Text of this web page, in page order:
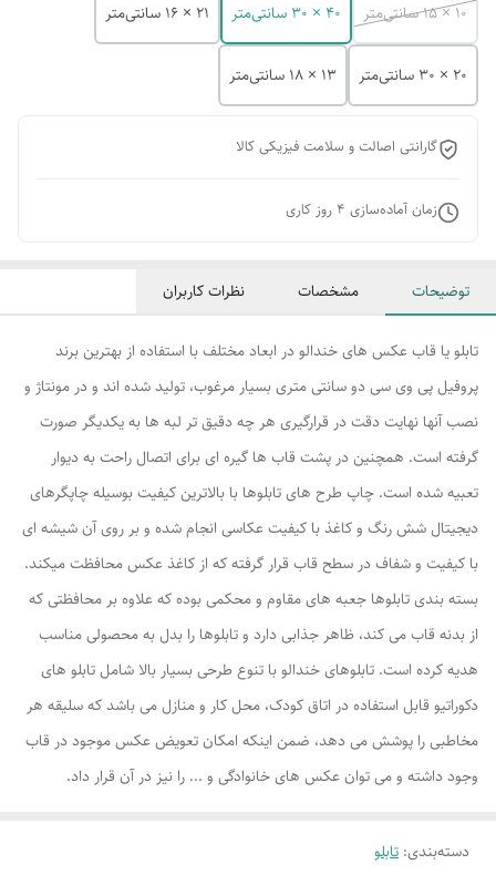
10 × 15 سانتی‌متر 40 × 30 سانتی‌متر 21 × 16 سانتی‌متر
20 × 30 سانتی‌متر 13 × 18 سانتی‌متر
گارانتی اصالت و سلامت فیزیکی کالا
زمان آماده‌سازی 4 روز کاری
توضیحات مشخصات نظرات کاربران
تابلو یا قاب عکس های خندالو در ابعاد مختلف با استفاده از بهترین برند
پروفیل پی وی سی دو سانتی متری بسیار مرغوب، تولید شده اند و در مونتاژ و
نصب آنها نهایت دقت در قرارگیری هر چه دقیق تر لبه ها به یکدیگر صورت
گرفته است. همچنین در پشت قاب ها گیره ای برای اتصال راحت به دیوار
تعبیه شده است. چاپ طرح های تابلوها با بالاترین کیفیت بوسیله چاپگرهای
دیجیتال شش رنگ و کاغذ با کیفیت عکاسی انجام شده و بر روی آن شیشه ای
با کیفیت و شفاف در سطح قاب قرار گرفته که از کاغذ عکس محافظت میکند.
بسته بندی تابلوها جعبه های مقاوم و محکمی بوده که علاوه بر محافظتی که
از بدنه قاب می کند، ظاهر جذابی دارد و تابلوها را بدل به محصولی مناسب
هدیه کرده است. تابلوهای خندالو با تنوع طرحی بسیار بالا شامل تابلو های
دکوراتیو قابل استفاده در اتاق کودک، محل کار و منازل می باشد که سلیقه هر
مخاطبی را پوشش می دهد، ضمن اینکه امکان تعویض عکس موجود در قاب
وجود داشته و می توان عکس های خانوادگی و ... را نیز در آن قرار داد.
دسته‌بندی: تابلو